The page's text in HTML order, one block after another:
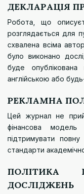
ДЕКЛАРАЦІЯ
Робота, що
розглядається для
схвалена всіма
було виконано
буде
англійською або
РЕКЛАМНА
Цей журнал не
фінансова
підтримувати повну
стандарти
ПОЛІТИКА
ДОСЛІДЖЕНЬ